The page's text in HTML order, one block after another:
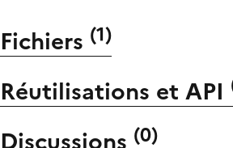
Fichiers (1)
Réutilisations et API
(0)